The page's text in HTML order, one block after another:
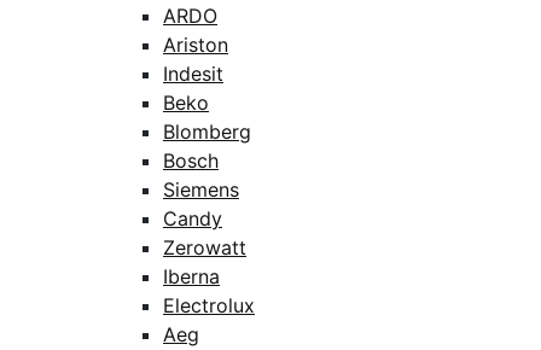
ARDO
Ariston
Indesit
Beko
Blomberg
Bosch
Siemens
Candy
Zerowatt
Iberna
Electrolux
Aeg